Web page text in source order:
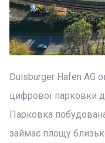
Duisburger Hafen AG
цифрової парковки
Парковка
займає площу